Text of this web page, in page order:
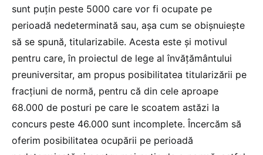
sunt puțin peste 5000 care vor fi ocupate pe
perioadă nedeterminată sau, așa cum se obișnuiește
să se spună, titularizabile. Acesta este și motivul
pentru care, în proiectul de lege al învățământului
preuniversitar, am propus posibilitatea titularizării pe
fracțiuni de normă, pentru că din cele aproape
68.000 de posturi pe care le scoatem astăzi la
concurs peste 46.000 sunt incomplete. Încercăm să
oferim posibilitatea ocupării pe perioadă